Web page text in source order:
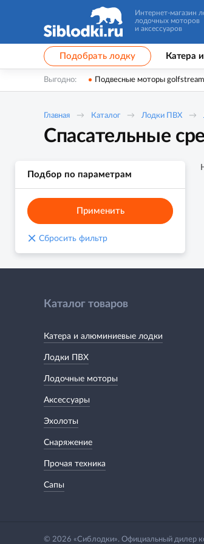
Интернет-магазин
лодочных моторов
и аксессуаров
Подобрать лодку Катера
Выгодно: Подвесные моторы golfstream
Главная Каталог Лодки ПВХ
Спасательные
Подбор по параметрам
Применить
× Сбросить фильтр
Каталог товаров
Катера и алюминиевые лодки
Лодки ПВХ
Лодочные моторы
Аксессуары
Эхолоты
Снаряжение
Прочая техника
Сапы
© 2026 «Сиблодки». Официальный дилер